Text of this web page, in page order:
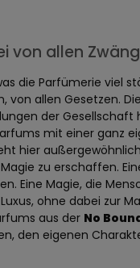
von allen
die Parfümerie viel
von allen Gesetzen. Die
der
mit einer ganz
hier
zu erschaffen.
Eine Magie, die
ohne dabei zur
aus der No
den eigenen